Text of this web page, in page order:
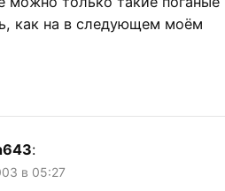
как на в следующем моём
:
в 05:27